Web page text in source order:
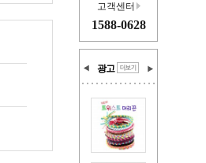
고객센터
1588-0628
광고